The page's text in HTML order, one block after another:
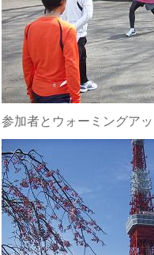
参加者とウォーミングア